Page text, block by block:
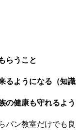
らうこと
ようになる（知識
健康も守れるよう
パン教室だけでも良